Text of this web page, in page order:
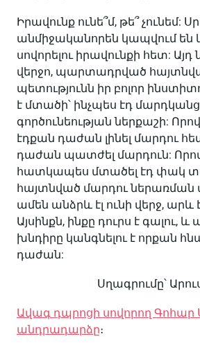
Իրավունք ունե՞մ, թե՞ չունեմ:
անմիջականորեն կապվում են
սովորելու իրավունքի հետ:
վերջո, պարտադրված
պետությունն իր բոլոր
է մտածի՝ ինչպես էդ
գործունեության ներքաշի:
էդքան դաժան լինել մարդու
դաժան պատժել մարդուն:
հատկապես մտածել էդ փակ
հայտնված մարդու ներառման
ամեն անձրև էլ ունի վերջ, արև
Այսինքն, ինքը դուրս է գալու,
խնդիրը կանգնելու է որքան
դաժան:
Սղագրումը՝
Ավագ դպրոցի սովորող Գոհար
անդրադարձը։